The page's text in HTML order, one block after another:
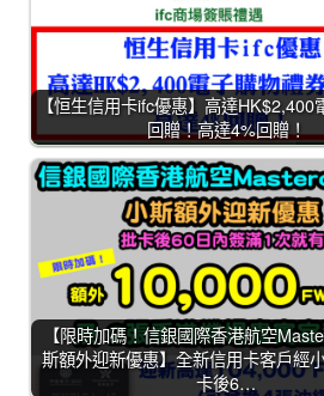
【恒生信用卡ifc優惠】高達HK$2,400
回贈！高達4%回贈！
【限時加碼！信銀國際香港航空
斯額外迎新優惠】全新信用卡客戶經
卡後6…